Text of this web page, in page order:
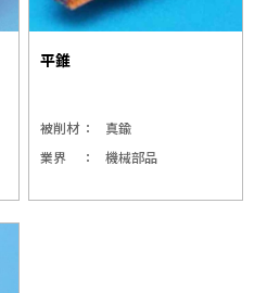
平錐
被削材
真鍮
業界
機械部品